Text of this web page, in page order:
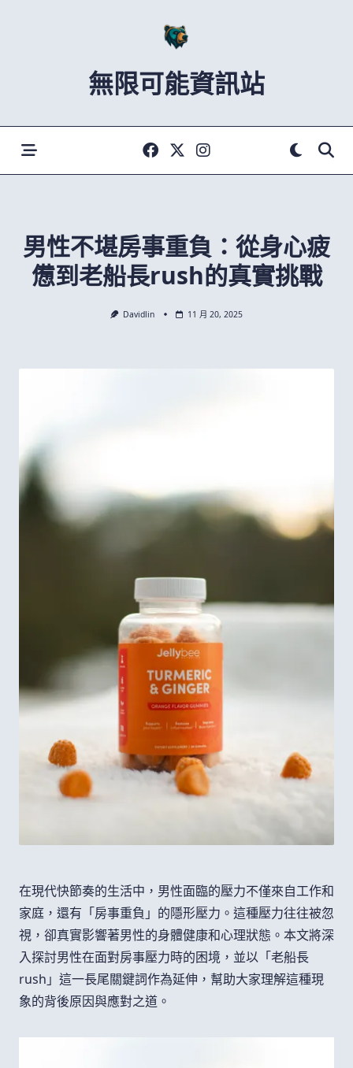
無限可能資訊站
男性不堪房事重負：從身心疲
憊到老船長rush的真實挑戰
Davidlin 11 月 20, 2025
在現代快節奏的生活中，男性面臨的壓力不僅來自工作和
家庭，還有「房事重負」的隱形壓力。這種壓力往往被忽
視，卻真實影響著男性的身體健康和心理狀態。本文將深
入探討男性在面對房事壓力時的困境，並以「老船長
rush」這一長尾關鍵詞作為延伸，幫助大家理解這種現
象的背後原因與應對之道。